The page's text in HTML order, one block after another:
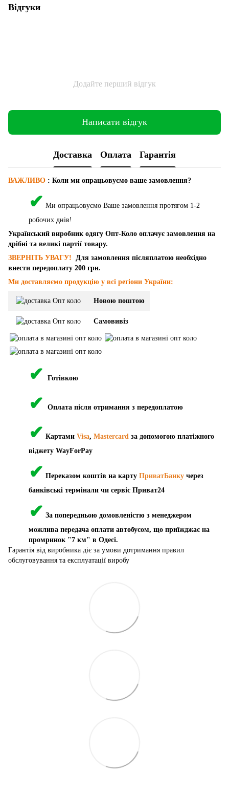
Відгуки
Додайте перший відгук
Написати відгук
Доставка Оплата Гарантія
ВАЖЛИВО : Коли ми опрацьовуємо ваше замовлення?
✔ Ми опрацьовуємо Ваше замовлення протягом 1-2
робочих днів!
Український виробник одягу Опт-Коло оплачує замовлення на
дрібні та великі партії товару.
ЗВЕРНІТЬ УВАГУ!
Для замовлення післяплатою необхідно
внести передоплату 200 грн.
Ми доставляємо продукцію у всі регіони України:
Новою поштою
Самовивіз
✔ Готівкою
✔ Оплата після отримання з передоплатою
✔ Картами Visa, Mastercard за допомогою платіжного
віджету WayForPay
✔ Переказом коштів на карту ПриватБанку через
банківські термінали чи сервіс Приват24
✔ За попередньою домовленістю з менеджером
можлива передача оплати автобусом, що приїжджає на
промринок "7 км" в Одесі.
Гарантія від виробника діє за умови дотримання правил
обслуговування та експлуатації виробу